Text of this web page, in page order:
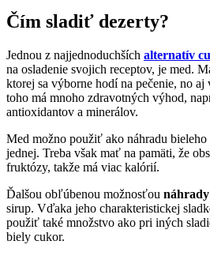
Čím sladiť dezerty?
Jednou z najjednoduchších alternatív
na osladenie svojich receptov, je med.
ktorej sa výborne hodí na pečenie, no
toho má mnoho zdravotných výhod,
antioxidantov a minerálov.
Med možno použiť ako náhradu
jednej. Treba však mať na pamäti, že
fruktózy, takže má viac kalórií.
Ďalšou obľúbenou možnosťou
sirup. Vďaka jeho charakteristickej
použiť také množstvo ako pri iných
biely cukor.